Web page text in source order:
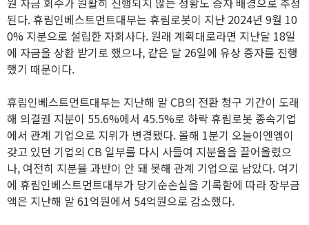
된다. 휴림인베스트먼트대부는 휴림로봇이 지난 2024년 9월 10
0% 지분으로 설립한 자회사다. 원래 계획대로라면 지난달 18일
에 자금을 상환 받기로 했으나, 같은 달 26일에 유상 증자를 진행
했기 때문이다.
휴림인베스트먼트대부는 지난해 말 CB의 전환 청구 기간이 도래
해 의결권 지분이 55.6%에서 45.5%로 하락 휴림로봇 종속기업
에서 관계 기업으로 지위가 변경됐다. 올해 1분기 오늘이엔엠이
갖고 있던 기업의 CB 일부를 다시 사들여 지분율을 끌어올렸으
나, 여전히 지분율 과반이 안 돼 못해 관계 기업으로 남았다. 여기
에 휴림인베스트먼트대부가 당기순손실을 기록함에 따라 장부금
액은 지난해 말 61억원에서 54억원으로 감소했다.